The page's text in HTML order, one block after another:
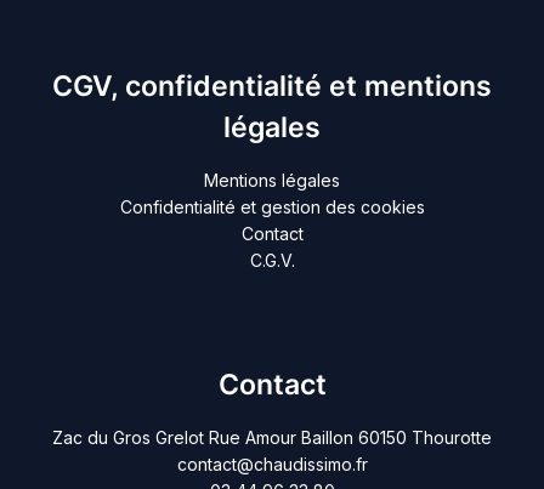
CGV, confidentialité et mentions
légales
Mentions légales
Confidentialité et gestion des cookies
Contact
C.G.V.
Contact
Zac du Gros Grelot Rue Amour Baillon 60150 Thourotte
contact@chaudissimo.fr